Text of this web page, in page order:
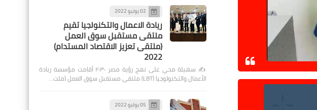
02 يونيو 2022
ريادة الاعمال والتكنولجيا تقيم
ملتقى مستقبل سوق العمل
(ملتقى تعزيز الاقتصاد المستدام)
2022
✍️ سهيلة محي على نهج رؤية مصر ٢٠٣٠ أقامت مؤسسة ريادة
الأعمال والتكنولوجيا (LBT) ملتقى مستقبل سوق العمل (ملت…
05 يوليو 2022